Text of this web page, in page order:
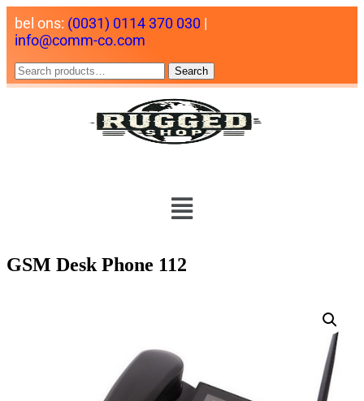
bel ons: (0031) 0114 370 030 |
info@comm-co.com
Search
GSM Desk Phone 112